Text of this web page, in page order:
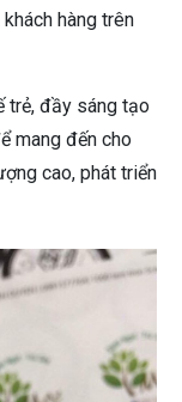
hàng trên
trẻ, đầy sáng tạo
mang đến cho
cao, phát triển